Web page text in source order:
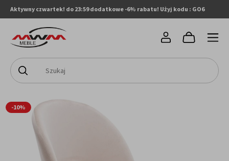
Aktywny czwartek! do 23:59 dodatkowe -6% rabatu! Użyj kodu : GO6
-10%